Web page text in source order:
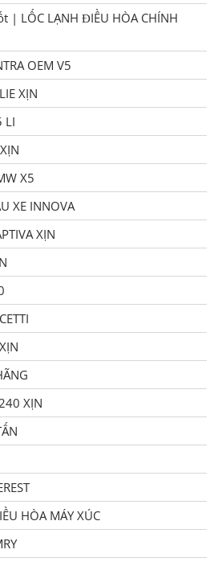
| LỐC LẠNH ĐIỀU HÒA CHÍNH
OEM V5
XỊN
LI
X5
XE INNOVA
XỊN
XỊN
HÒA MÁY XÚC